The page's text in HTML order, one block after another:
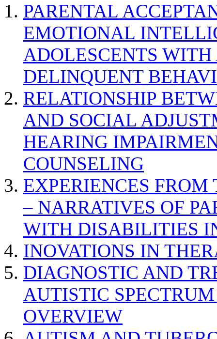
PARENTAL
EMOTIONAL
ADOLESCENTS
DELINQUENT
RELATIONSHIP
AND SOCIAL
HEARING
COUNSELING
EXPERIENCES
– NARRATIVES OF
WITH DISABILITIES
INOVATIONS IN
DIAGNOSTIC AND
AUTISTIC
OVERVIEW